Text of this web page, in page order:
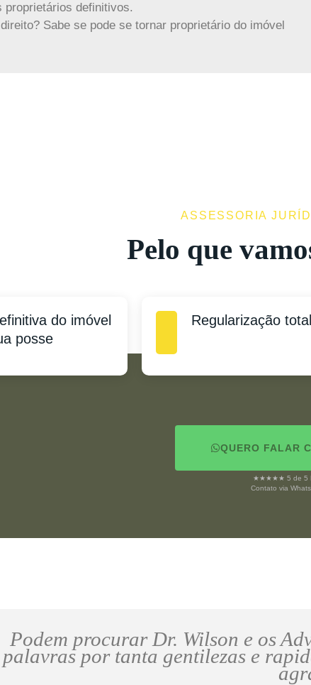
proprietários definitivos.
Sabe se pode se tornar proprietário do imóvel
ASSESSORIA
Pelo que
do imóvel
posse
Regularização
QUERO FALAR
★★★★★ 5 de 5
Contato via
Podem procurar Dr. Wilson e os
palavras por tanta gentilezas e